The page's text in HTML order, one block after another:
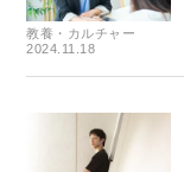
教養・カルチャー
2024.11.18